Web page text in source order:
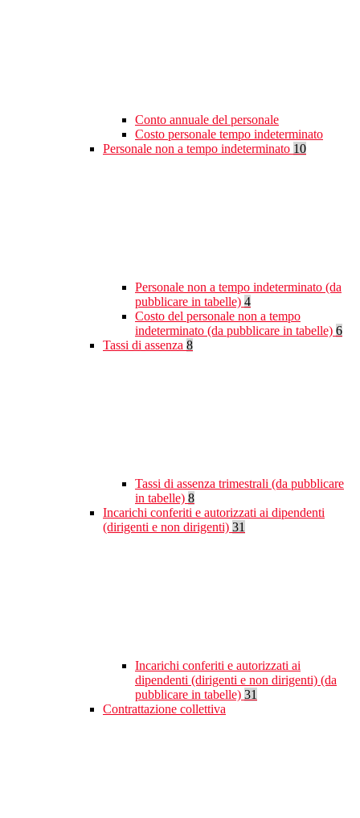
Conto annuale del personale
Costo personale tempo indeterminato
Personale non a tempo indeterminato 10
Personale non a tempo indeterminato (da
pubblicare in tabelle) 4
Costo del personale non a tempo
indeterminato (da pubblicare in tabelle) 6
Tassi di assenza 8
Tassi di assenza trimestrali (da pubblicare
in tabelle) 8
Incarichi conferiti e autorizzati ai dipendenti
(dirigenti e non dirigenti) 31
Incarichi conferiti e autorizzati ai
dipendenti (dirigenti e non dirigenti) (da
pubblicare in tabelle) 31
Contrattazione collettiva